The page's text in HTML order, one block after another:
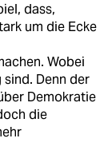
dass,
um die Ecke
Wobei
Denn der
Demokratie
die